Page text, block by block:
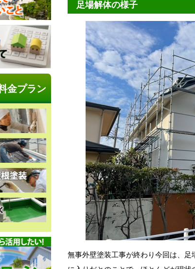
足場解体の様子
無事外壁塗装工事が終わり今回は、
金プラン